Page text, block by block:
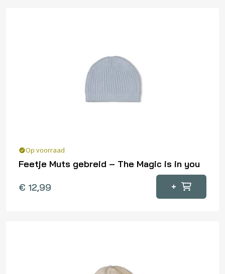
Op voorraad
Feetje Muts gebreid – The Magic is in you
€ 12,99 +